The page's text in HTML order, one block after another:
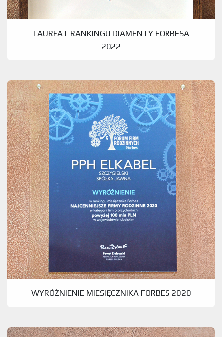
LAUREAT RANKINGU DIAMENTY FORBESA
2022
WYRÓŻNIENIE MIESIĘCZNIKA FORBES 2020